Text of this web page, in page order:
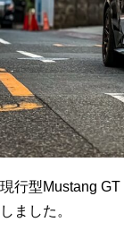
現行型Mustang
しました。